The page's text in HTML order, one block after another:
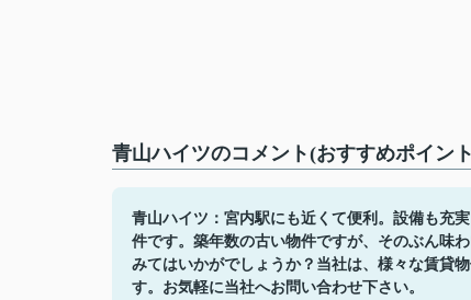
青山ハイツのコメント(おすすめポイン
青山ハイツ：宮内駅にも近くて便利。設備も充
件です。築年数の古い物件ですが、そのぶん味
みてはいかがでしょうか？当社は、様々な賃貸
す。お気軽に当社へお問い合わせ下さい。